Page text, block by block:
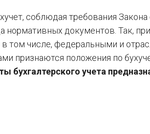
соблюдая требования Закона
нормативных документов. Так, при
том числе, федеральными и
признаются положения по
бухгалтерского учета